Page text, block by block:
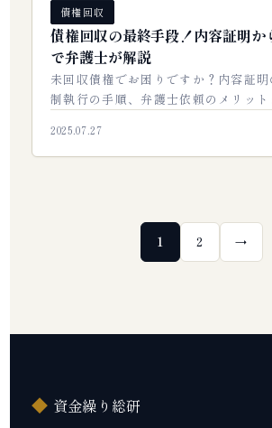
債権回収
債権回収の最終手段！内容証明か
で弁護士が解説
未回収債権でお困りですか？内容証
制執行の手順、弁護士依頼のメリッ
回収で貴社の資金を守るための完全
2025.07.27
投
稿
り
1 2 →
◆ 資金繰り総研